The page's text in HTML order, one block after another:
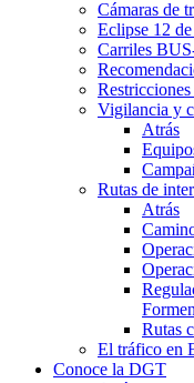
Cámaras de
Eclipse 12
Carriles
Vigilancia y
Atrás
Rutas de
Atrás
Rutas
El tráfico en
Conoce la DGT